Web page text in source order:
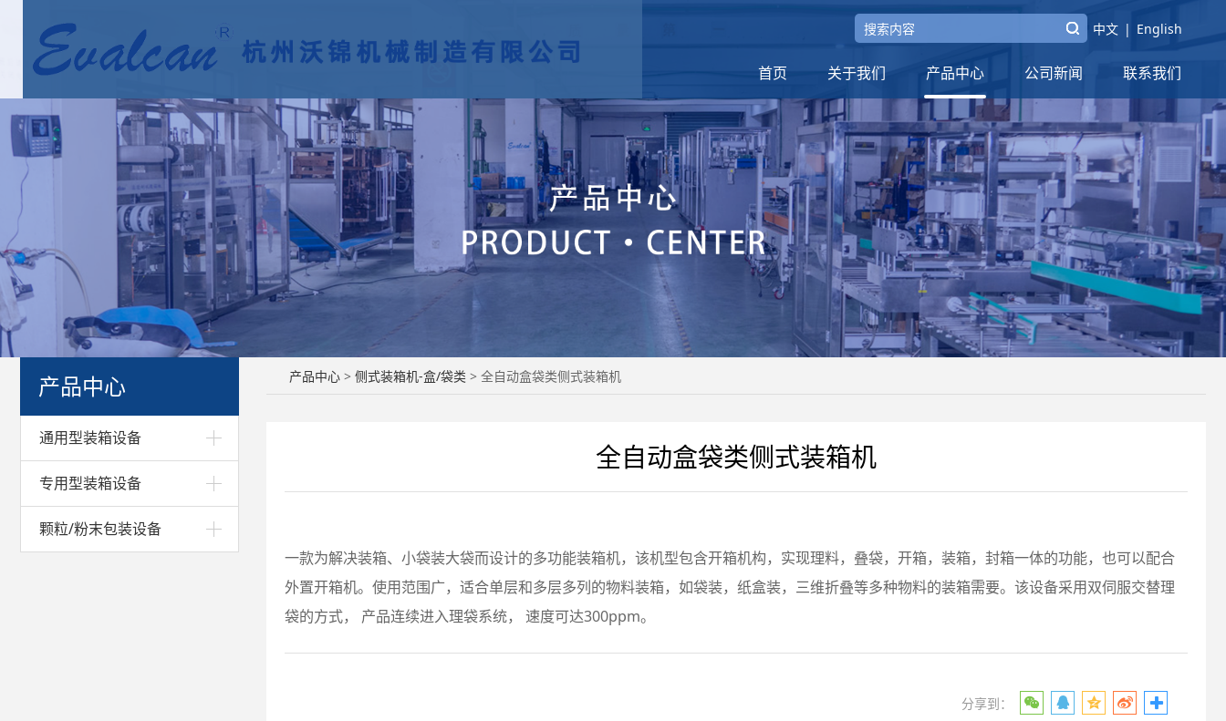
中文 | English
首页 关于我们 产品中心 公司新闻 联系我们
产品中心
通用型装箱设备
专用型装箱设备
颗粒/粉末包装设备
全自动盒袋类侧式装箱机
产品中心 > 侧式装箱机-盒/袋类 > 全自动盒袋类侧式装箱机
全自动盒袋类侧式装箱机
一款为解决装箱、小袋装大袋而设计的多功能装箱机，该机型包含开箱机构，实现理料，叠袋，开箱，装箱，封箱一体的功能，也可以配合
外置开箱机。使用范围广，适合单层和多层多列的物料装箱，如袋装，纸盒装，三维折叠等多种物料的装箱需要。该设备采用双伺服交替理
袋的方式， 产品连续进入理袋系统， 速度可达300ppm。
分享到：